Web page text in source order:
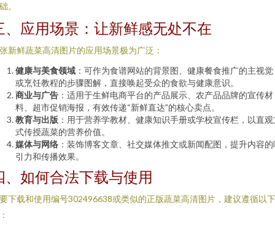
。
、应用场景：让新鲜感无处不在
新鲜蔬菜高清图片的应用场景极为广泛：
健康与美食领域 ：可作为食谱网站的背景图、健康餐食推广的主视觉
或烹饪教程的步骤图解，直接唤起受众的食欲与健康意识。
商业与广告 ：适用于生鲜电商平台的产品展示、农产品品牌的宣传材
料、超市促销海报，有效传递“新鲜直达”的核心卖点。
教育与出版 ：用于营养学教材、健康知识手册或学校宣传栏，以直观
式传授蔬菜的营养价值。
媒体与网络 ：装饰博客文章、社交媒体推文或新闻配图，提升内容的
引力和传播效果。
、如何合法下载与使用
下载和使用编号302496638或类似的正版蔬菜高清图片，建议遵循以